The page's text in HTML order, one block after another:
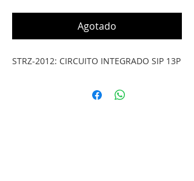
Agotado
STRZ-2012: CIRCUITO INTEGRADO SIP 13P